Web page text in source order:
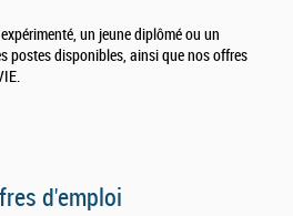
un jeune diplômé ou un
postes disponibles, ainsi que nos offres
d'emploi